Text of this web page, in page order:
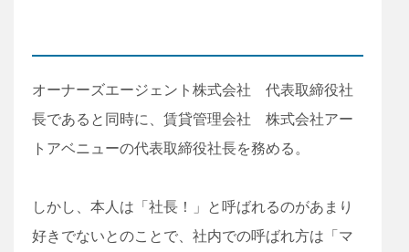
オーナーズエージェント株式会社 代表取締役社
長であると同時に、賃貸管理会社 株式会社アー
トアベニューの代表取締役社長を務める。
しかし、本人は「社長！」と呼ばれるのがあまり
好きでないとのことで、社内での呼ばれ方は「マ